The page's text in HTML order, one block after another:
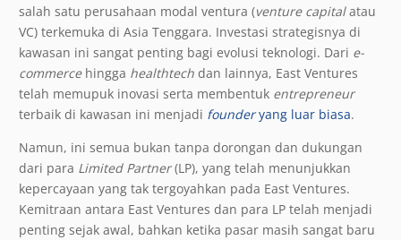
salah satu perusahaan modal ventura (venture capitalatau
VC) terkemuka di Asia Tenggara. Investasi strategisnya di
kawasan ini sangat penting bagi evolusi teknologi. Dari e-
commercehingga healthtech dan lainnya, East Ventures
telah memupuk inovasi serta membentuk entrepreneur
terbaik di kawasan ini menjadi founderyang luar biasa.
Namun, ini semua bukan tanpa dorongan dan dukungan
dari para Limited Partner(LP), yang telah menunjukkan
kepercayaan yang tak tergoyahkan pada East Ventures.
Kemitraan antara East Ventures dan para LP telah menjadi
penting sejak awal, bahkan ketika pasar masih sangat baru